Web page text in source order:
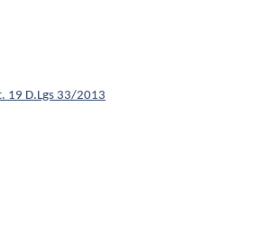
posto c/o IRCCS Az Osped Univ di
19 D.Lgs 33/2013